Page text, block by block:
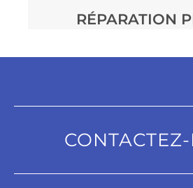
RÉPARATION